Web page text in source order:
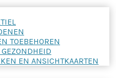
TOEBEHOREN
EN ANSICHTKAARTEN